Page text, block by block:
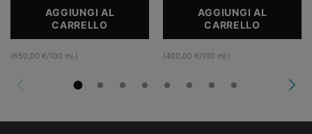
AGGIUNGI AL
CARRELLO
(650,00 €/100 ml.)
AGGIUNGI AL
CARRELLO
(400,00 €/100 ml.)